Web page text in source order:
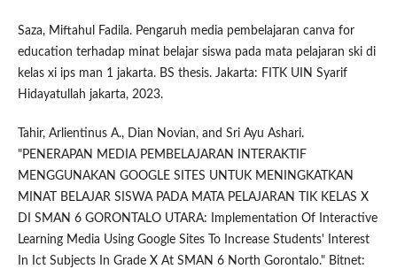
Saza, Miftahul Fadila. Pengaruh media pembelajaran canva for
education terhadap minat belajar siswa pada mata pelajaran ski di
kelas xi ips man 1 jakarta. BS thesis. Jakarta: FITK UIN Syarif
Hidayatullah jakarta, 2023.
Tahir, Arlientinus A., Dian Novian, and Sri Ayu Ashari.
"PENERAPAN MEDIA PEMBELAJARAN INTERAKTIF
MENGGUNAKAN GOOGLE SITES UNTUK MENINGKATKAN
MINAT BELAJAR SISWA PADA MATA PELAJARAN TIK KELAS X
DI SMAN 6 GORONTALO UTARA: Implementation Of Interactive
Learning Media Using Google Sites To Increase Students' Interest
In Ict Subjects In Grade X At SMAN 6 North Gorontalo." Bitnet: